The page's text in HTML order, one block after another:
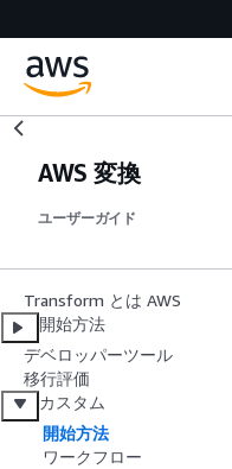
AWS 変換
ユーザーガイド
Transform とは AWS
開始方法
デベロッパーツール
移行評価
カスタム
開始方法
ワークフロー